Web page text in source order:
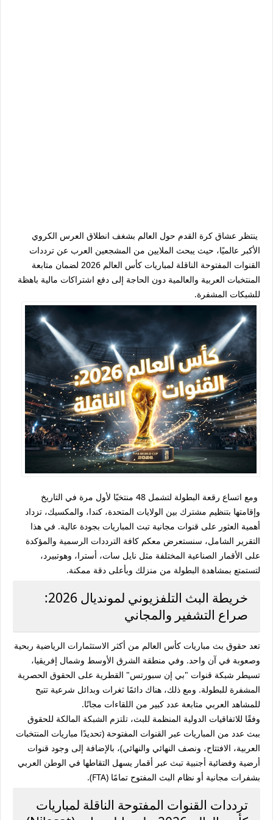
ينتظر عشاق كرة القدم حول العالم بشغف انطلاق العرس الكروي
الأكبر عالميًا، حيث يبحث الملايين من المشجعين العرب عن ترددات
القنوات المفتوحة الناقلة لمباريات كأس العالم 2026
لضمان متابعة
المنتخبات العربية والعالمية دون الحاجة إلى دفع اشتراكات مالية باهظة
للشبكات المشفرة.
ومع اتساع رقعة البطولة لتشمل 48 منتخبًا لأول مرة في التاريخ
وإقامتها بتنظيم مشترك بين الولايات المتحدة، كندا، والمكسيك، تزداد
أهمية العثور على قنوات مجانية تبث المباريات بجودة عالية. في هذا
التقرير الشامل، سنستعرض معكم كافة الترددات الرسمية والمؤكدة
على الأقمار الصناعية المختلفة مثل نايل سات، أسترا، وهوتبيرد،
لتستمتع بمشاهدة البطولة من منزلك وبأعلى دقة ممكنة.
خريطة البث التلفزيوني لمونديال 2026:
صراع التشفير والمجاني
تعد حقوق بث مباريات كأس العالم من أكثر الاستثمارات الرياضية ربحية
وصعوبة في آن واحد. وفي منطقة الشرق الأوسط وشمال إفريقيا،
تسيطر شبكة قنوات "بي إن سبورتس" القطرية على الحقوق الحصرية
المشفرة للبطولة. ومع ذلك، هناك دائمًا ثغرات وبدائل شرعية تتيح
للمشاهد العربي متابعة عدد كبير من اللقاءات مجانًا.
وفقًا للاتفاقيات الدولية المنظمة للبث، تلتزم الشبكة المالكة للحقوق
ببث عدد من المباريات عبر القنوات المفتوحة (تحديدًا مباريات المنتخبات
العربية، الافتتاح، ونصف النهائي والنهائي)، بالإضافة إلى وجود قنوات
أرضية وفضائية أجنبية تبث عبر أقمار يسهل التقاطها في الوطن العربي
بشفرات مجانية أو نظام البث المفتوح تمامًا (FTA).
ترددات القنوات المفتوحة الناقلة لمباريات